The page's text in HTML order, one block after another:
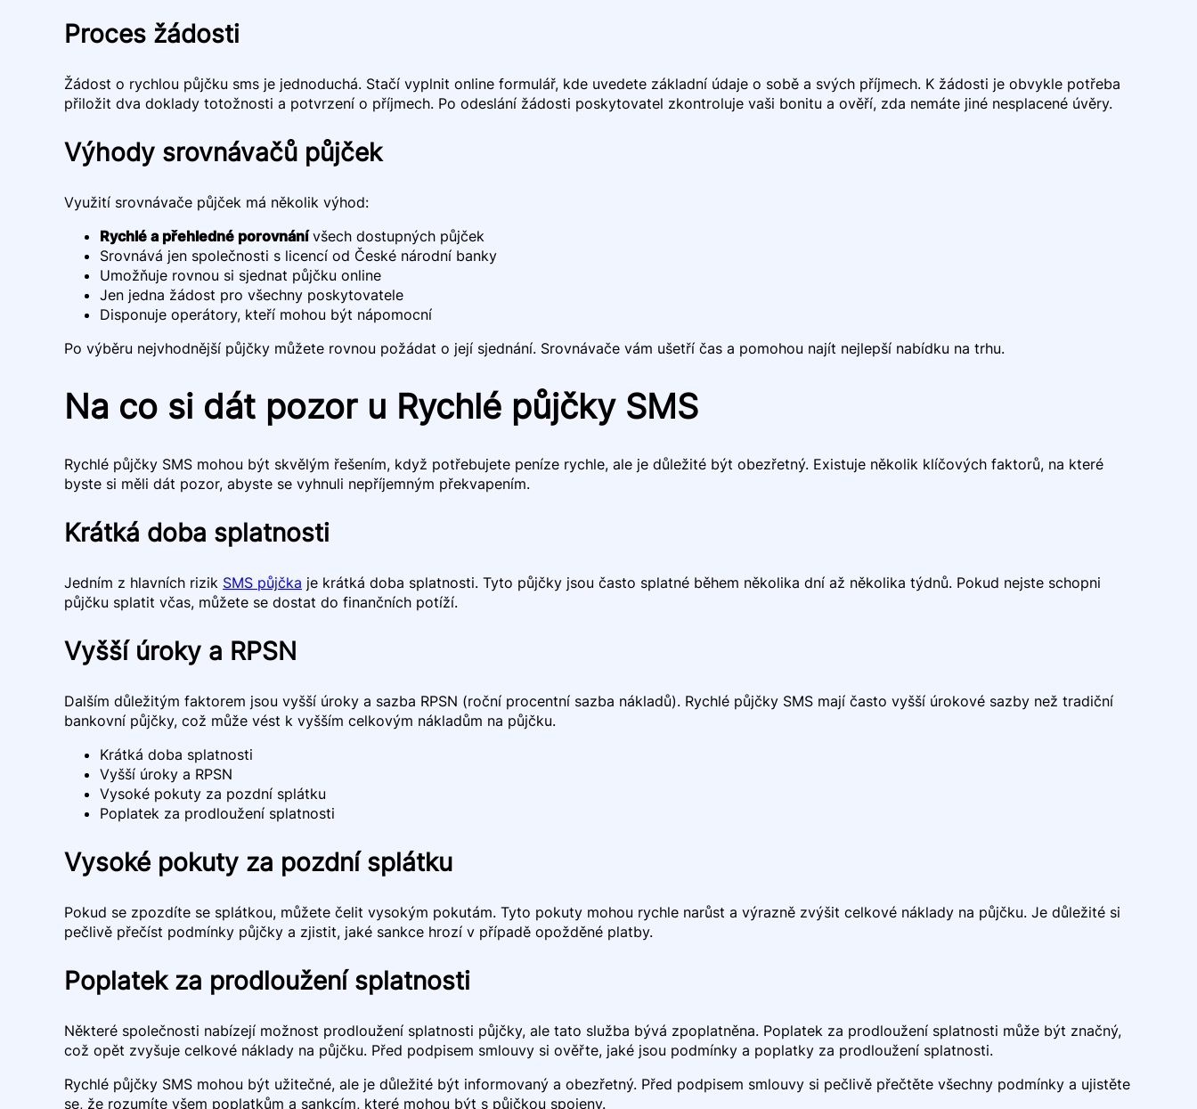
Proces žádosti
Žádost o rychlou půjčku sms je jednoduchá. Stačí vyplnit online formulář, kde uvedete základní údaje o sobě a svých příjmech. K žádosti je obvykle potřeba
přiložit dva doklady totožnosti a potvrzení o příjmech. Po odeslání žádosti poskytovatel zkontroluje vaši bonitu a ověří, zda nemáte jiné nesplacené úvěry.
Výhody srovnávačů půjček
Využití srovnávače půjček má několik výhod:
Rychlé a přehledné porovnánívšech dostupných půjček
Srovnává jen společnosti s licencí od České národní banky
Umožňuje rovnou si sjednat půjčku online
Jen jedna žádost pro všechny poskytovatele
Disponuje operátory, kteří mohou být nápomocní
Po výběru nejvhodnější půjčky můžete rovnou požádat o její sjednání. Srovnávače vám ušetří čas a pomohou najít nejlepší nabídku na trhu.
Na co si dát pozor u Rychlé půjčky SMS
Rychlé půjčky SMS mohou být skvělým řešením, když potřebujete peníze rychle, ale je důležité být obezřetný. Existuje několik klíčových faktorů, na které
byste si měli dát pozor, abyste se vyhnuli nepříjemným překvapením.
Krátká doba splatnosti
Jedním z hlavních rizik SMS půjčka je krátká doba splatnosti. Tyto půjčky jsou často splatné během několika dní až několika týdnů. Pokud nejste schopni
půjčku splatit včas, můžete se dostat do finančních potíží.
Vyšší úroky a RPSN
Dalším důležitým faktorem jsou vyšší úroky a sazba RPSN (roční procentní sazba nákladů). Rychlé půjčky SMS mají často vyšší úrokové sazby než tradiční
bankovní půjčky, což může vést k vyšším celkovým nákladům na půjčku.
Krátká doba splatnosti
Vyšší úroky a RPSN
Vysoké pokuty za pozdní splátku
Poplatek za prodloužení splatnosti
Vysoké pokuty za pozdní splátku
Pokud se zpozdíte se splátkou, můžete čelit vysokým pokutám. Tyto pokuty mohou rychle narůst a výrazně zvýšit celkové náklady na půjčku. Je důležité si
pečlivě přečíst podmínky půjčky a zjistit, jaké sankce hrozí v případě opožděné platby.
Poplatek za prodloužení splatnosti
Některé společnosti nabízejí možnost prodloužení splatnosti půjčky, ale tato služba bývá zpoplatněna. Poplatek za prodloužení splatnosti může být značný,
což opět zvyšuje celkové náklady na půjčku. Před podpisem smlouvy si ověřte, jaké jsou podmínky a poplatky za prodloužení splatnosti.
Rychlé půjčky SMS mohou být užitečné, ale je důležité být informovaný a obezřetný. Před podpisem smlouvy si pečlivě přečtěte všechny podmínky a ujistěte
se, že rozumíte všem poplatkům a sankcím, které mohou být s půjčkou spojeny.